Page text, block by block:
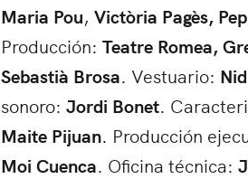
Maria Pou, Victòria Pagès,
Producción: Teatre Romea,
Sebastià Brosa . Vestuario:
sonoro: Jordi Bonet .
Maite Pijuan . Producción
Moi Cuenca . Oficina técnica: